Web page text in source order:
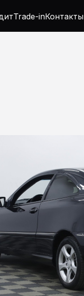
Trade-inКонтакты